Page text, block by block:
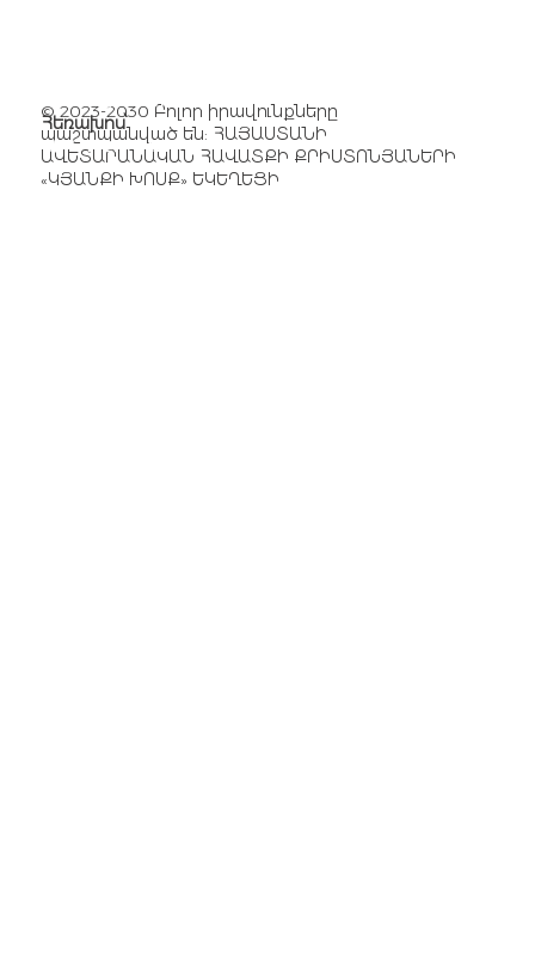
​© 2023-2030 Բոլոր իրավունքները
պաշտպանված են: ՀԱՅԱՍՏԱՆԻ
ԱՎԵՏԱՐԱՆԱԿԱՆ ՀԱՎԱՏՔԻ ՔՐԻՍՏՈՆՅԱՆԵՐԻ
«ԿՅԱՆՔԻ ԽՈՍՔ» ԵԿԵՂԵՑԻ
church@wolarm.org
Հեռախոս՝
+374 41 277 741